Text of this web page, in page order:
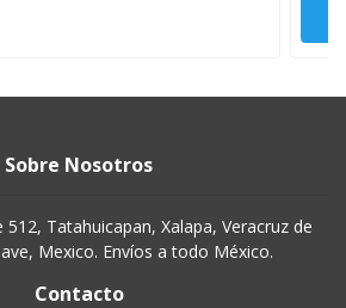
Sobre Nosotros
Tatahuicapan, Xalapa, Veracruz de
Mexico. Envíos a todo México.
Contacto